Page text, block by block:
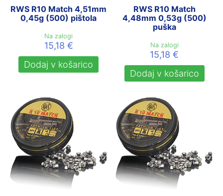
RWS R10 Match 4,51mm
0,45g (500) pištola
Na zalogi
15,18 €
Dodaj v košarico
RWS R10 Match
4,48mm 0,53g (500)
puška
Na zalogi
15,18€
Dodaj v košarico